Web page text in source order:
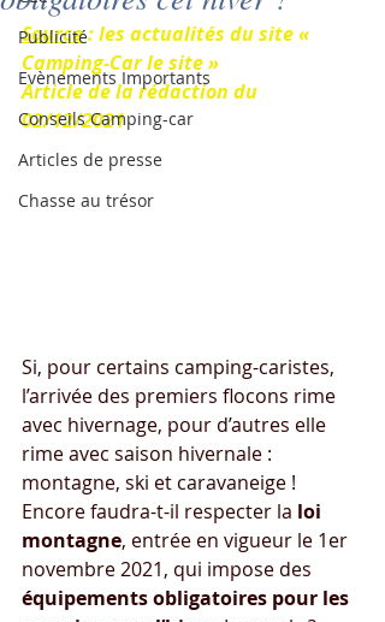
Publicité
Evènements Importants
Conseils Camping-car
Articles de presse
Chasse au trésor
Source : les actualités du site «
Camping-Car le site »
Article de la rédaction du
02/12/2021
Si, pour certains camping-caristes,
l’arrivée des premiers flocons rime
avec hivernage, pour d’autres elle
rime avec saison hivernale :
montagne, ski et caravaneige !
Encore faudra-t-il respecter la loi
montagne, entrée en vigueur le 1er
novembre 2021, qui impose des
équipements obligatoires pour les